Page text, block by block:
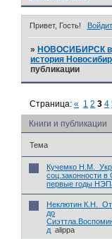
Привет, Гость!
» НОВОСИБИРСК в
история
публикации
Книги и публикации
Страница:« 1 2 3 4
Тема
Кучемко
соц.законности в
первые годы
Неклютин
до
д alippa